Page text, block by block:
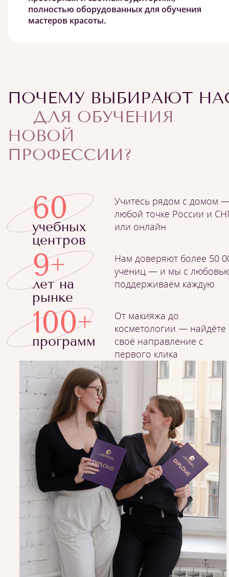
одноразовыми расходниками.
полностью оборудованных для обучения
мастеров красоты.
ПОЧЕМУ ВЫБИРАЮТ
ДЛЯ ОБУЧЕНИЯ
НОВОЙ
ПРОФЕССИИ?
60
учебных
центров
Учитесь рядом с домом
любой точке России и
или онлайн
9+
лет на
рынке
Нам доверяют более 50
учениц — и мы с
поддерживаем каждую
100+
программ
От макияжа до
косметологии — найдёте
своё направление с
первого клика